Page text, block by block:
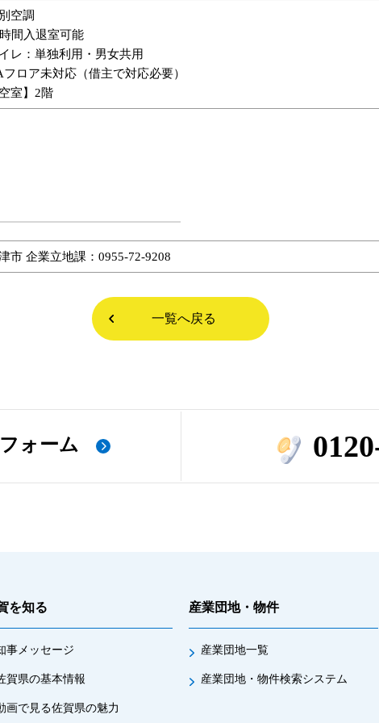
空調
間入退室可能
レ：単独利用・男女共用
フロア未対応（借主で対応必要）
室】2階
市 企業立地課：0955-72-9208
一覧へ戻る
ォーム
を知る
事メッセージ
賀県の基本情報
画で見る佐賀県の魅力
産業団地・物件
産業団地一覧
産業団地・物件検索システム